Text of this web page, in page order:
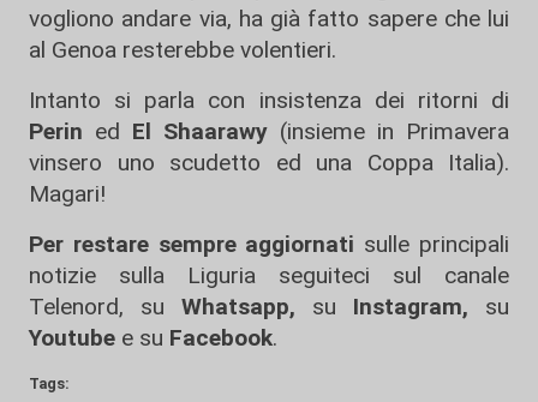
vogliono andare via, ha già fatto sapere che lui
al Genoa resterebbe volentieri.
Intanto si parla con insistenza dei ritorni di
Perin ed El Shaarawy (insieme in Primavera
vinsero uno scudetto ed una Coppa Italia).
Magari!
Per restare sempre aggiornati sulle principali
notizie sulla Liguria seguiteci sul canale
Telenord, su
Whatsapp, su Instagram, su
Youtube e su Facebook.
Tags: